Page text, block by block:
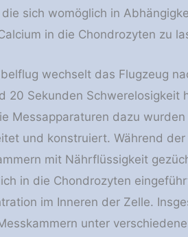
sich womöglich in
in die Chondrozyten zu
wechselt das Flugzeug
20 Sekunden
Messapparaturen dazu
und konstruiert. Während
mit Nährflüssigkeit
in die Chondrozyten
im Inneren der Zelle.
unter